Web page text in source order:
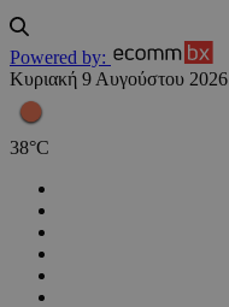
Powered by:
Κυριακή 9 Αυγούστου 2026
38°C